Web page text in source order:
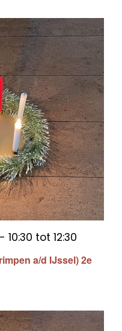
a/d IJssel) 2e
10:30 tot 12:30